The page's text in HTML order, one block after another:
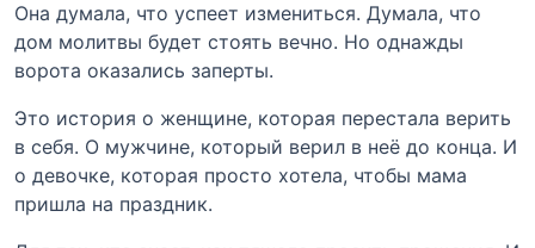
Она думала, что успеет измениться. Думала, что
дом молитвы будет стоять вечно. Но однажды
ворота оказались заперты.
Это история о женщине, которая перестала верить
в себя. О мужчине, который верил в неё до конца. И
о девочке, которая просто хотела, чтобы мама
пришла на праздник.